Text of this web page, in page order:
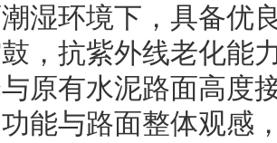
湿环境下，具备优
，抗紫外线老化能
原有水泥路面高度
能与路面整体观感